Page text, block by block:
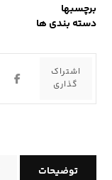
برچسبها
دسته بندی ها
توضیحات